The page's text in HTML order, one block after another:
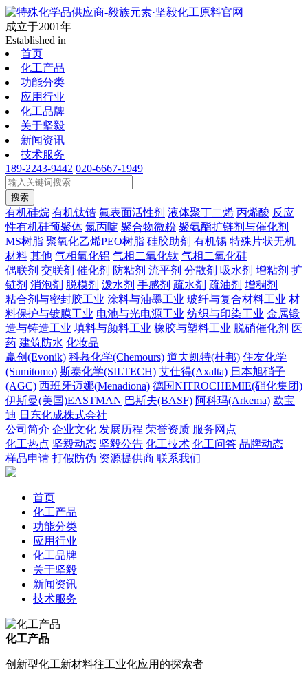
成立于2001年
Established in
首页
化工产品
功能分类
应用行业
化工品牌
关于坚毅
新闻资讯
技术服务
189-2243-9442 020-6667-1949
搜索
有机硅烷 有机钛锆 氟表面活性剂 液体聚丁二烯 丙烯酸 反应
性有机硅预聚体 氮丙啶 聚合物微粉 聚氨酯扩链剂与催化剂
MS树脂 聚氧化乙烯PEO树脂 硅胶助剂 有机锡 特殊片状无机
材料 其他 气相氧化铝 气相二氧化钛 气相二氧化硅
偶联剂 交联剂 催化剂 防粘剂 流平剂 分散剂 吸水剂 增粘剂 扩
链剂 消泡剂 脱模剂 泼水剂 手感剂 疏水剂 疏油剂 增稠剂
粘合剂与密封胶工业 涂料与油墨工业 玻纤与复合材料工业 材
料保护与镀膜工业 电池与光电源工业 纺织与印染工业 金属锻
造与铸造工业 填料与颜料工业 橡胶与塑料工业 脱硝催化剂 医
药 建筑防水 化妆品
赢创(Evonik) 科慕化学(Chemours) 道夫凯特(杜邦) 住友化学
(Sumitomo) 斯泰化学(SILTECH) 艾仕得(Axalta) 日本旭硝子
(AGC) 西班牙迈娜(Menadiona) 德国NITROCHEMIE(硝化集团)
伊斯曼(美国)EASTMAN 巴斯夫(BASF) 阿科玛(Arkema) 欧宝
迪 日东化成株式会社
公司简介 企业文化 发展历程 荣誉资质 服务网点
化工热点 坚毅动态 坚毅公告 化工技术 化工问答 品牌动态
样品申请 打假防伪 资源提供商 联系我们
首页
化工产品
功能分类
应用行业
化工品牌
关于坚毅
新闻资讯
技术服务
化工产品
创新型化工新材料往工业化应用的探索者